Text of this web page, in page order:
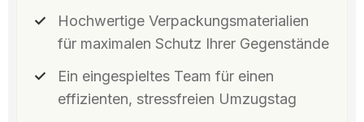
Hochwertige Verpackungsmaterialien
für maximalen Schutz Ihrer Gegenstände
Ein eingespieltes Team für einen
effizienten, stressfreien Umzugstag